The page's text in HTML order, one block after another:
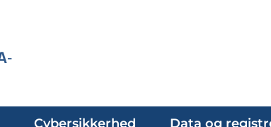
Cybersikkerhed Data og